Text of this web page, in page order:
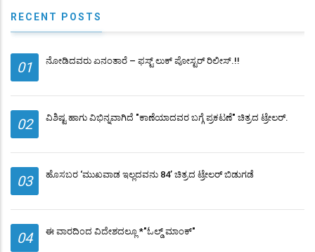
RECENT POSTS
01 ನೋಡಿದವರು ಏನಂತಾರೆ – ಫಸ್ಟ್ ಲುಕ್‌ ಪೋಸ್ಟರ್‌ ರಿಲೀಸ್.!!
02 ವಿಶಿಷ್ಟ ಹಾಗು ವಿಭಿನ್ನವಾಗಿದೆ "ಕಾಣೆಯಾದವರ ಬಗ್ಗೆ ಪ್ರಕಟಣೆ" ಚಿತ್ರದ ಟ್ರೇಲರ್.
03 ಹೊಸಬರ ‘ಮುಖವಾಡ ಇಲ್ಲದವನು 84’ ಚಿತ್ರದ ಟ್ರೇಲರ್​ ಬಿಡುಗಡೆ
04 ಈ ವಾರದಿಂದ ವಿದೇಶದಲ್ಲೂ *"ಓಲ್ಡ್ ಮಾಂಕ್"